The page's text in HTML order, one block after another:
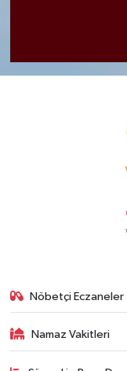
Nöbetçi Eczaneler
Namaz Vakitleri